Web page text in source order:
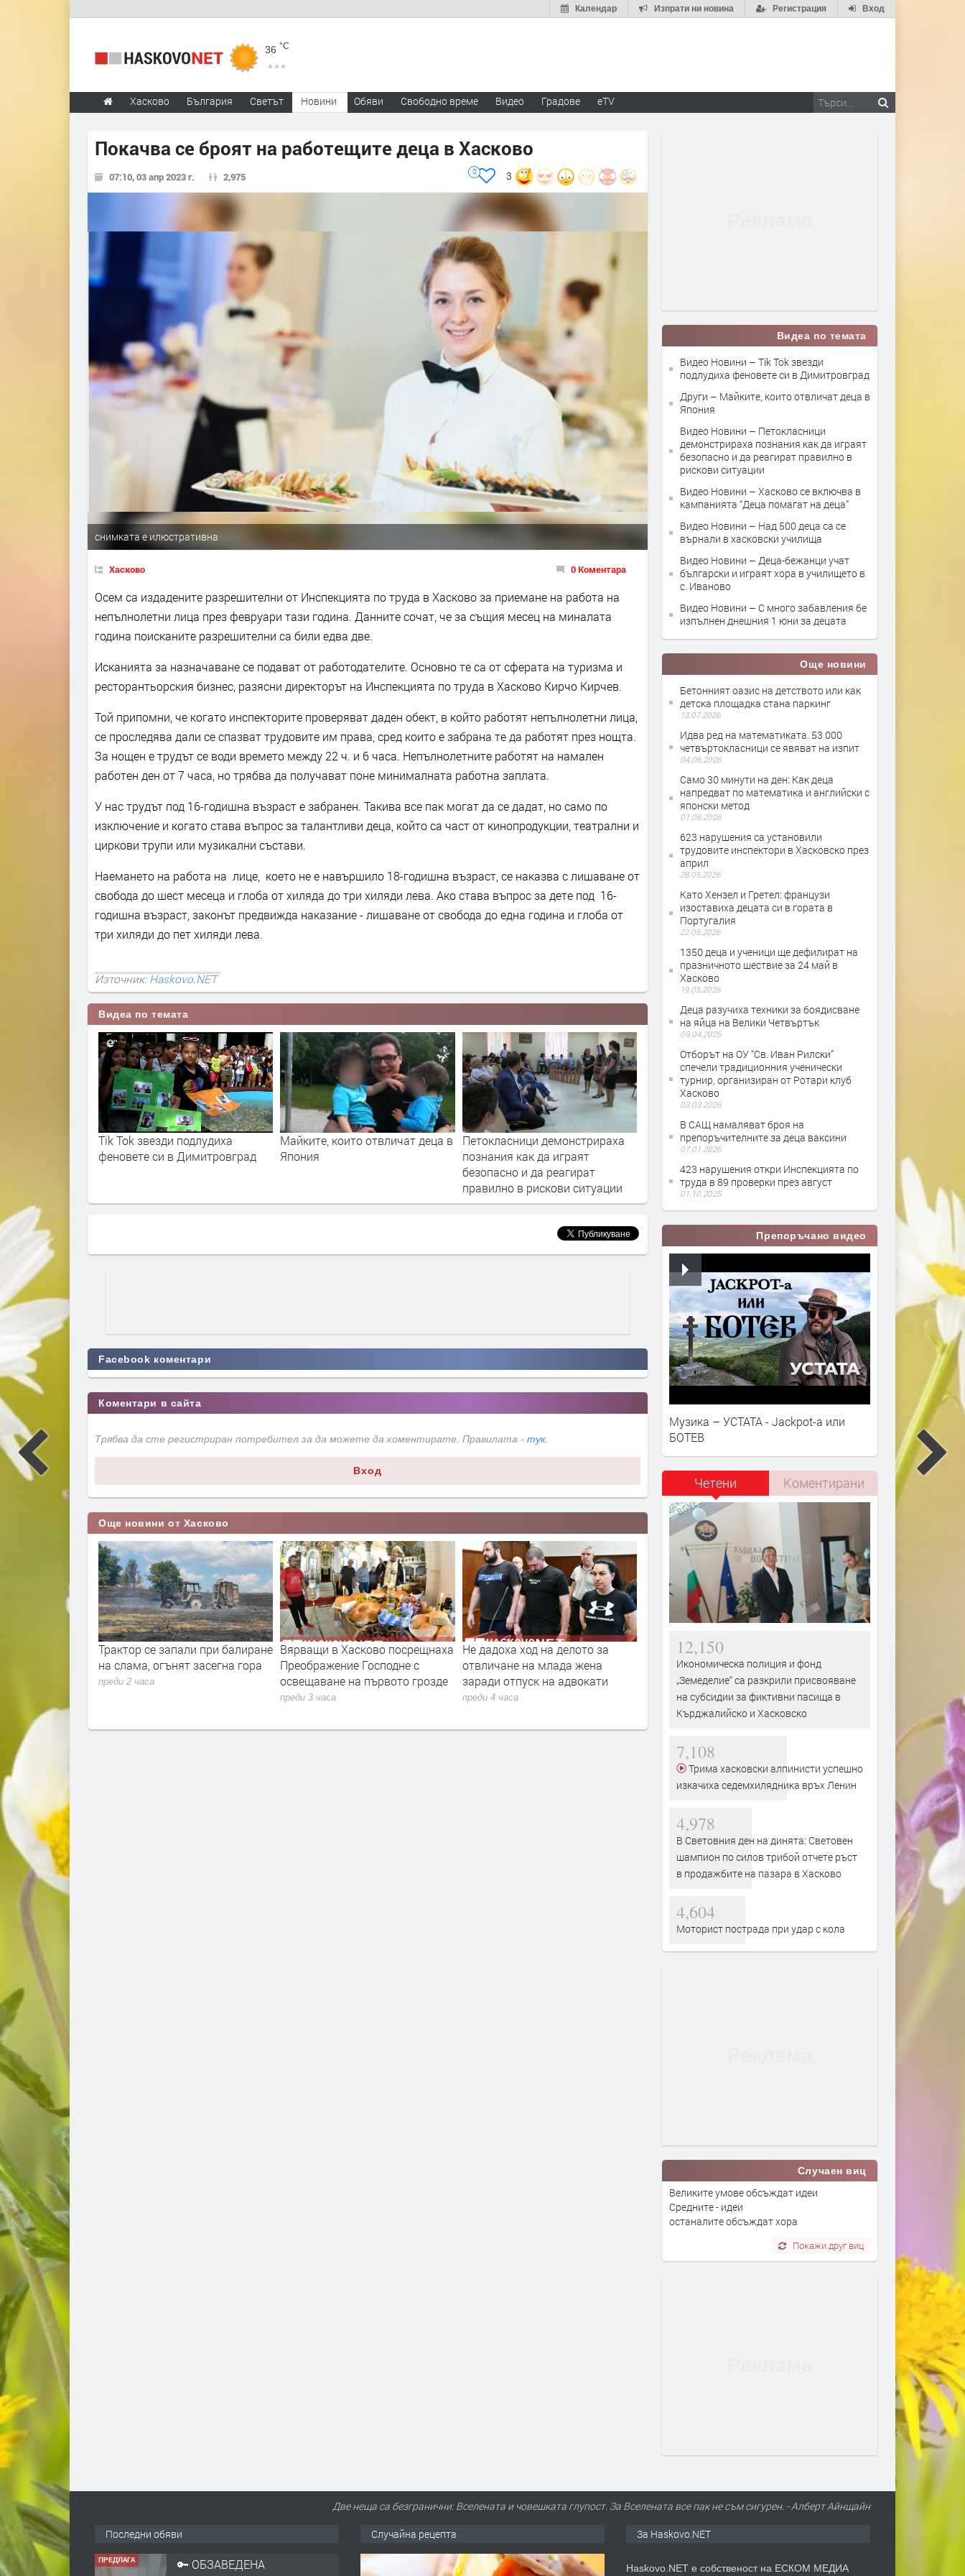
Вход
Регистрация
Изпрати ни новина
Календар
36 °C
Хасково България Светът Новини Обяви Свободно време Видео Градове eTV
Покачва се броят на работещите деца в Хасково
07:10, 03 апр 2023 г. 2,975 3
0
снимката е илюстративна
Хасково 0 Коментара
Осем са издадените разрешителни от Инспекцията по труда в Хасково за приемане на работа на
непълнолетни лица през февруари тази година. Данните сочат, че за същия месец на миналата
година поисканите разрешителни са били едва две.
Исканията за назначаване се подават от работодателите. Основно те са от сферата на туризма и
ресторантьорския бизнес, разясни директорът на Инспекцията по труда в Хасково Кирчо Кирчев.
Той припомни, че когато инспекторите проверяват даден обект, в който работят непълнолетни лица,
се проследява дали се спазват трудовите им права, сред които е забрана те да работят през нощта.
За нощен е трудът се води времето между 22 ч. и 6 часа. Непълнолетните работят на намален
работен ден от 7 часа, но трябва да получават поне минималната работна заплата.
У нас трудът под 16-годишна възраст е забранен. Такива все пак могат да се дадат, но само по
изключение и когато става въпрос за талантливи деца, който са част от кинопродукции, театрални и
циркови трупи или музикални състави.
Наемането на работа на лице, което не е навършило 18-годишна възраст, се наказва с лишаване от
свобода до шест месеца и глоба от хиляда до три хиляди лева. Ако става въпрос за дете под 16-
годишна възраст, законът предвижда наказание - лишаване от свобода до една година и глоба от
три хиляди до пет хиляди лева.
Източник:Haskovo.NET
Видеа по темата
Tik Tok звезди подлудиха
феновете си в Димитровград
Майките, които отвличат деца в
Япония
Петокласници демонстрираха
познания как да играят
безопасно и да реагират
правилно в рискови ситуации
Хасково се включва в
кампанията “Деца помагат на
В Смолянско 908 деца не
да бъдат върнати в
вече са в чужбина
Facebook коментари
Коментари в сайта
Трябва да сте регистриран потребител за да можете да коментирате. Правилата - тук.
Вход
Още новини от Хасково
Трактор се запали при балиране
на слама, огънят засегна гора
преди 2 часа
Вярващи в Хасково посрещнаха
Преображение Господне с
освещаване на първото грозде
преди 3 часа
Не дадоха ход на делото за
отвличане на млада жена
заради отпуск на адвокати
преди 4 часа
Фестивал „На Хармана“
превръща посетителите в
участници – традициите
оживяват
преди 5 часа
училищата в Синапово и
Хлябово
Видеа по темата
Видео Новини – Tik Tok звезди
подлудиха феновете си в Димитровград
Други – Майките, които отвличат деца в
Япония
Видео Новини – Петокласници
демонстрираха познания как да играят
безопасно и да реагират правилно в
рискови ситуации
Видео Новини – Хасково се включва в
кампанията “Деца помагат на деца”
Видео Новини – Над 500 деца са се
върнали в хасковски училища
Видео Новини – Деца-бежанци учат
български и играят хора в училището в
с. Иваново
Видео Новини – С много забавления бе
изпълнен днешния 1 юни за децата
Още новини
Бетонният оазис на детството или как
детска площадка стана паркинг
13.07.2026
Идва ред на математиката. 53 000
четвъртокласници се явяват на изпит
04.06.2026
Само 30 минути на ден: Как деца
напредват по математика и английски с
японски метод
01.06.2026
623 нарушения са установили
трудовите инспектори в Хасковско през
април
28.05.2026
Като Хензел и Гретел: французи
изоставиха децата си в гората в
Португалия
22.05.2026
1350 деца и ученици ще дефилират на
празничното шествие за 24 май в
Хасково
19.05.2026
Деца разучиха техники за боядисване
на яйца на Велики Четвъртък
09.04.2026
Отборът на ОУ “Св. Иван Рилски”
спечели традиционния ученически
турнир, организиран от Ротари клуб
Хасково
03.03.2026
В САЩ намаляват броя на
препоръчителните за деца ваксини
07.01.2026
423 нарушения откри Инспекцията по
труда в 89 проверки през август
01.10.2025
Препоръчано видео
Музика – УСТАТА - Jackpot-a или
БОТЕВ
Четени Коментирани
12,150
Икономическа полиция и фонд
„Земеделие“ са разкрили присвояване
на субсидии за фиктивни пасища в
Кърджалийско и Хасковско
7,108
Трима хасковски алпинисти успешно
изкачиха седемхилядника връх Ленин
4,978
В Световния ден на динята: Световен
шампион по силов трибой отчете ръст
в продажбите на пазара в Хасково
4,604
Моторист пострада при удар с кола
Случаен виц
Великите умове обсъждат идеи
Средните - идеи
останалите обсъждат хора
Покажи друг виц
Две неща са безгранични: Вселената и човешката глупост. За Вселената все пак не съм сигурен. - Алберт Айнщайн
Последни обяви
ГАРСОНИЕРА ПОД
„ВЕСПРЕМ“, ГР.
ХАСКОВО
ПРЕДЛАГА
Случайна рецепта За Haskovo.NET
Haskovo.NET е собственост на ЕСКОМ МЕДИА